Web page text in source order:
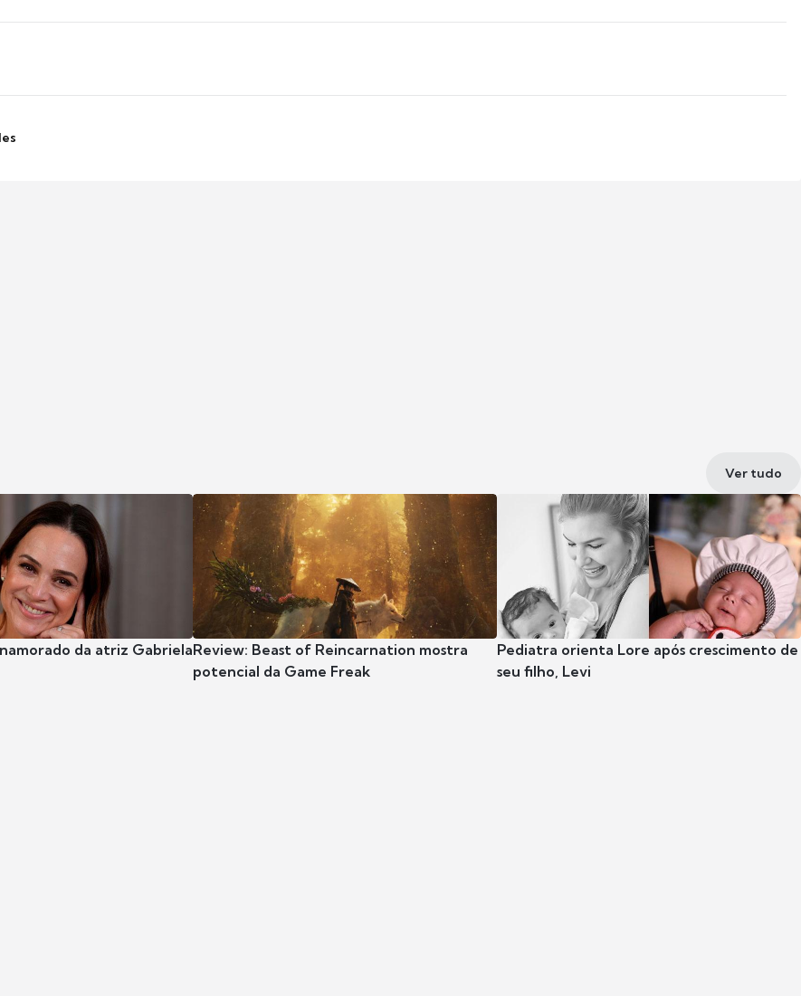
Ver tudo
da atriz GabrielaReview: Beast of Reincarnation mostra
potencial da Game Freak
Pediatra orienta Lore após crescimento de
seu filho, Levi